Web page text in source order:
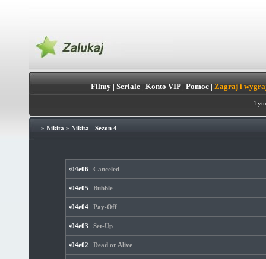
Filmy| Seriale| Konto VIP| Pomoc| Zagraj i
» Nikita » Nikita - Sezon 4
s04e06 Canceled
s04e05 Bubble
s04e04 Pay-Off
s04e03 Set-Up
s04e02 Dead or Alive